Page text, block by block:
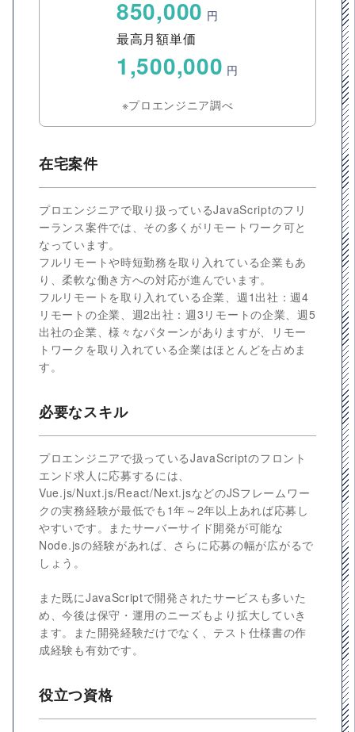
850,000 円
最高月額単価
1,500,000 円
※プロエンジニア調べ
在宅案件
プロエンジニアで取り扱っているJavaScriptのフリ
ーランス案件では、その多くがリモートワーク可と
なっています。
フルリモートや時短勤務を取り入れている企業もあ
り、柔軟な働き方への対応が進んでいます。
フルリモートを取り入れている企業、週1出社：週4
リモートの企業、週2出社：週3リモートの企業、週5
出社の企業、様々なパターンがありますが、リモー
トワークを取り入れている企業はほとんどを占めま
す。
必要なスキル
プロエンジニアで扱っているJavaScriptのフロント
エンド求人に応募するには、
Vue.js/Nuxt.js/React/Next.jsなどのJSフレームワー
クの実務経験が最低でも1年～2年以上あれば応募し
やすいです。またサーバーサイド開発が可能な
Node.jsの経験があれば、さらに応募の幅が広がるで
しょう。
また既にJavaScriptで開発されたサービスも多いた
め、今後は保守・運用のニーズもより拡大していき
ます。また開発経験だけでなく、テスト仕様書の作
成経験も有効です。
役立つ資格